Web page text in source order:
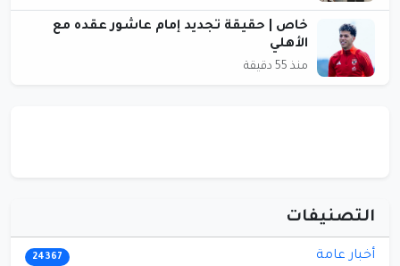
خاص | حقيقة تجديد إمام عاشور عقده مع
الأهلي
منذ 55 دقيقة
التصنيفات
أخبار عامة 24367